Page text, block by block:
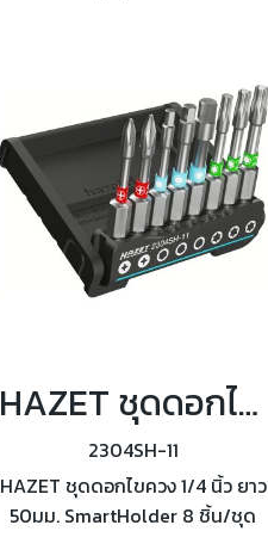
HAZET ชุดดอกไขควง SmartHolder 8 ชิ้น/ชุด รุ่น 2304SH-11
2304SH-11
HAZET ชุดดอกไขควง 1/4 นิ้ว ยาว
50มม. SmartHolder 8 ชิ้น/ชุด